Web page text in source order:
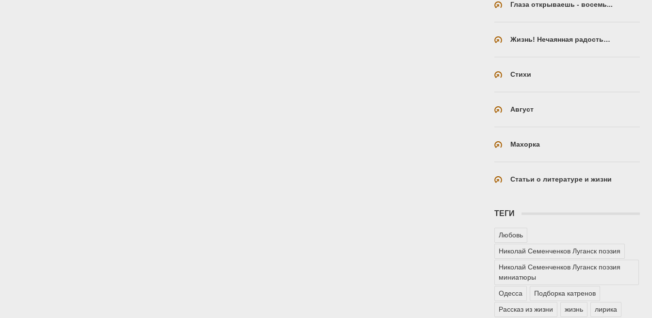
Глаза открываешь - восемь...
Жизнь! Нечаянная радость…
Стихи
Август
Махорка
Статьи о литературе и жизни
ТЕГИ
Любовь
Николай Семенченков Луганск поэзия
Николай Семенченков Луганск поэзия
миниатюры
Одесса Подборка катренов
Рассказ из жизни жизнь лирика